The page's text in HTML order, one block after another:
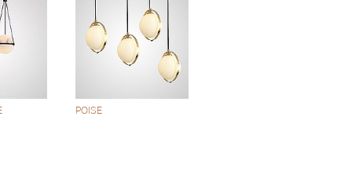
POISE